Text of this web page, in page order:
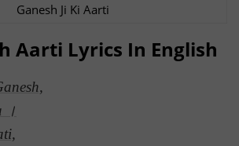
Ganesh Ji Ki Aarti
Aarti Lyrics In English
।